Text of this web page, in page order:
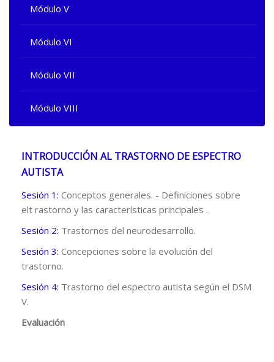
Módulo V
Módulo VI
Módulo VII
Módulo VIII
INTRODUCCIÓN AL TRASTORNO DE ESPECTRO
AUTISTA
Sesión 1: Conceptos generales. - Definiciones sobre
elt rastorno y las características principales .
Sesión 2: Trastornos del neurodesarrollo.
Sesión 3: Concepciones sobre la evolución del
trastorno.
Sesión 4: Trastorno del espectro autista según el DSM
V.
Evaluación